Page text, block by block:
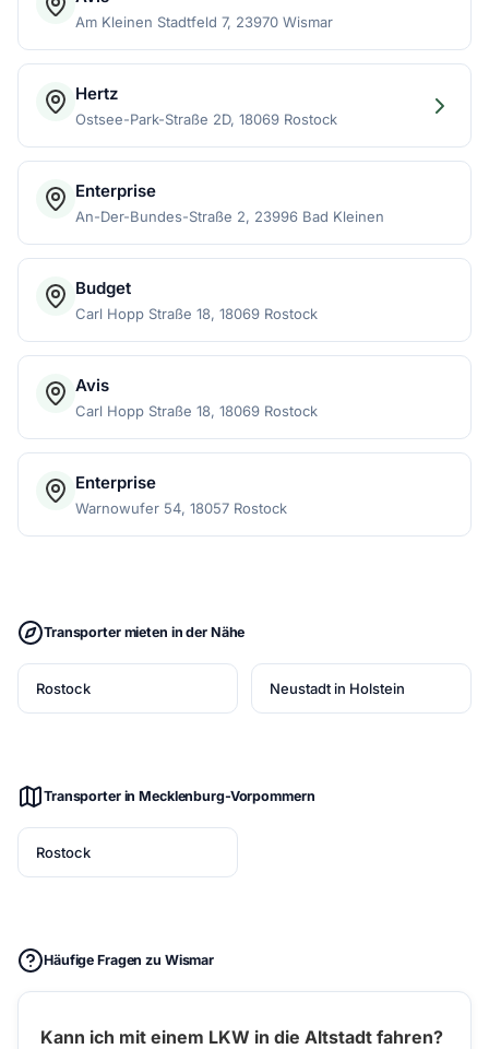
Am Kleinen Stadtfeld 7, 23970 Wismar
Hertz
Ostsee-Park-Straße 2D, 18069 Rostock
Enterprise
An-Der-Bundes-Straße 2, 23996 Bad Kleinen
Budget
Carl Hopp Straße 18, 18069 Rostock
Avis
Carl Hopp Straße 18, 18069 Rostock
Enterprise
Warnowufer 54, 18057 Rostock
Transporter mieten in der Nähe
Rostock Neustadt in Holstein
Transporter in Mecklenburg-Vorpommern
Rostock
Häufige Fragen zu Wismar
Kann ich mit einem LKW in die Altstadt fahren?